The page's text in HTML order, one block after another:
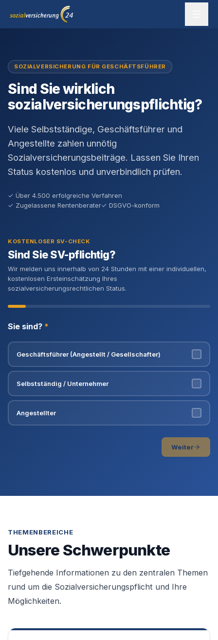
Zum Inhalt springen
sozialversicherung24 — Ihr Experte für SV-Befreiung
SOZIALVERSICHERUNG FÜR GESCHÄFTSFÜHRER
Sind Sie wirklich
sozialversicherungs­pflichtig?
Viele Selbstständige, Geschäftsführer und
Angestellte zahlen unnötig
Sozialversicherungsbeiträge. Lassen Sie Ihren
Status kostenlos und unverbindlich prüfen.
✓ Über 4.500 erfolgreiche Verfahren
✓ Zugelassene Rentenberater✓ DSGVO-konform
KOSTENLOSER SV-CHECK
Sind Sie SV-pflichtig?
Wir melden uns innerhalb von 24 Stunden mit einer individuellen,
kostenlosen Ersteinschätzung Ihres
sozialversicherungsrechtlichen Status.
Sie sind? *
Geschäftsführer (Angestellt / Gesellschafter)
Selbstständig / Unternehmer
Angestellter
Weiter
THEMENBEREICHE
Unsere Schwerpunkte
Tiefgehende Informationen zu den zentralen Themen
rund um die Sozialversicherungspflicht und Ihre
Möglichkeiten.